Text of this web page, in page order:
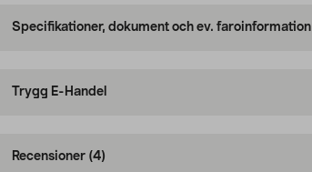
Specifikationer, dokument och ev. faroinformation
Trygg E-Handel
Recensioner (4)